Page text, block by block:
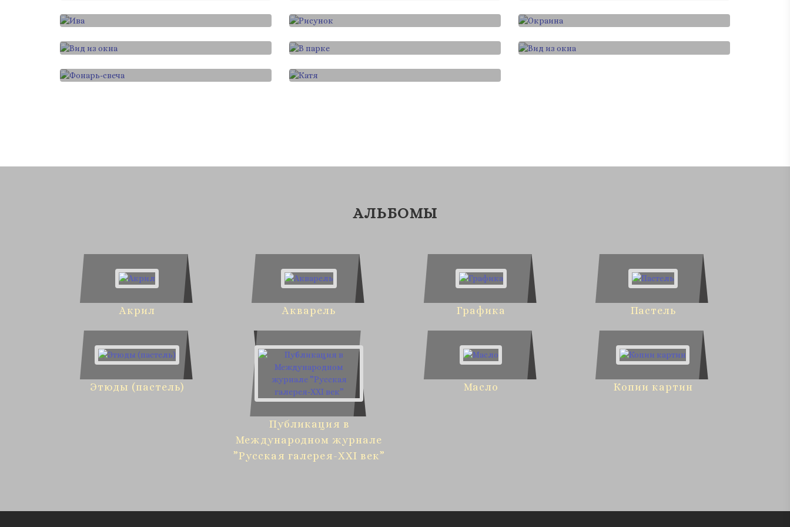
Графика
Вид из окна
Графика
В парке
Графика
Вид из окна
Графика
Фонарь-свеча
Графика
Катя
АЛЬБОМЫ
Акрил Акварель Графика Пастель
Этюды (пастель)
Публикация в
Международном журнале
”Русская галерея-XXI век”
Масло Копии картин